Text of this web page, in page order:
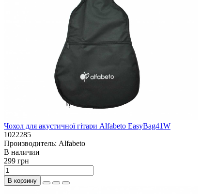
Чохол для акустичної гітари Alfabeto EasyBag41W
1022285
Производитель: Alfabeto
В наличии
299 грн
В корзину